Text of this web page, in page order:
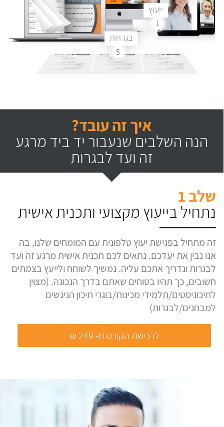
ייעוץ
1
בגרויות
5
איך זה עובד?
הנה השלבים שנעבור יד ביד מרגע
זה ועד לבגרות
שלב 1
נתחיל בייעוץ מקצועי ותכנית אישית
זה מתחיל בפגישת יעוץ טלפונית עם המומחים שלנו, בה
אנו נבין את יעדכם. נתאים לכם תכנית אישית מרגע זה ועד
לבגרות ונדריך אתכם עליה. נמשיך לשוחח ולייעץ בצמתים
חשובים, כך תהיו בטוחים שאתם בדרך הנכונה. (מצוין
לתיכוניסטים/תלמידי מכינות/בוגרי תיכון הניגשים
למבחנים/לבגרות)
לרכישת הקורס מ- 249 ₪